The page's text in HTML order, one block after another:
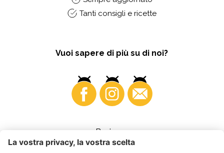
Tanti consigli e ricette
Vuoi sapere di più su di noi?
Business